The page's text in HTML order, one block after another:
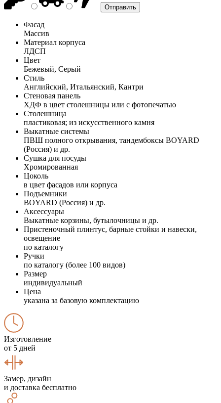
Фасад
Массив
Материал корпуса
ЛДСП
Цвет
Бежевый, Серый
Стиль
Английский, Итальянский, Кантри
Стеновая панель
ХДФ в цвет столешницы или с фотопечатью
Столешница
пластиковая; из искусственного камня
Выкатные системы
ПВШ полного открывания, тандембоксы BOYARD
(Россия) и др.
Сушка для посуды
Хромированная
Цоколь
в цвет фасадов или корпуса
Подъемники
BOYARD (Россия) и др.
Аксессуары
Выкатные корзины, бутылочницы и др.
Пристеночный плинтус, барные стойки и навески,
освещение
по каталогу
Ручки
по каталогу (более 100 видов)
Размер
индивидуальный
Цена
указана за базовую комплектацию
Изготовление
от 5 дней
Замер, дизайн
и доставка бесплатно